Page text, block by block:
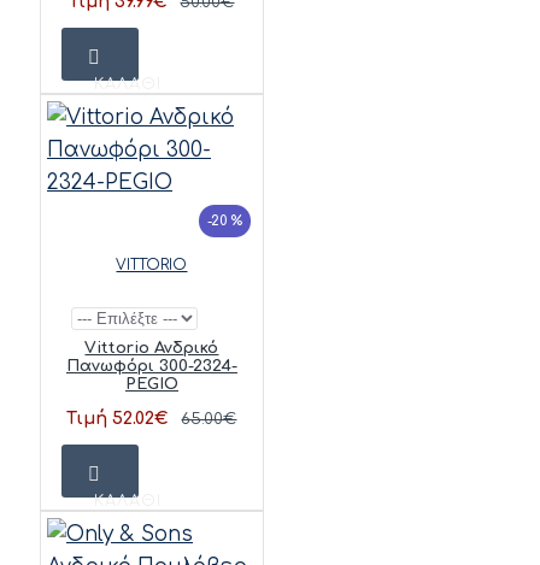
ΚΑΛΆΘΙ
-20 %
VITTORIO
Vittorio Ανδρικό
Πανωφόρι 300-2324-
PEGIO
Τιμή 52.02€ 65.00€
ΚΑΛΆΘΙ